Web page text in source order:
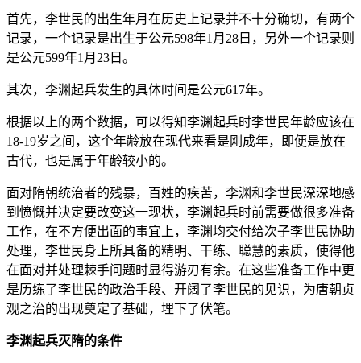
首先，李世民的出生年月在历史上记录并不十分确切，有两个
记录，一个记录是出生于公元598年1月28日，另外一个记录则
是公元599年1月23日。
其次，李渊起兵发生的具体时间是公元617年。
根据以上的两个数据，可以得知李渊起兵时李世民年龄应该在
18-19岁之间，这个年龄放在现代来看是刚成年，即便是放在
古代，也是属于年龄较小的。
面对隋朝统治者的残暴，百姓的疾苦，李渊和李世民深深地感
到愤慨并决定要改变这一现状，李渊起兵时前需要做很多准备
工作，在不方便出面的事宜上，李渊均交付给次子李世民协助
处理，李世民身上所具备的精明、干练、聪慧的素质，使得他
在面对并处理棘手问题时显得游刃有余。在这些准备工作中更
是历练了李世民的政治手段、开阔了李世民的见识，为唐朝贞
观之治的出现奠定了基础，埋下了伏笔。
李渊起兵灭隋的条件